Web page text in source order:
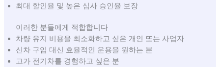
최대 할인율 및 높은 심사 승인율 보장
이러한 분들에게 적합합니다
차량 유지 비용을 최소화하고 싶은 개인 또는 사업자
신차 구입 대신 효율적인 운용을 원하는 분
고가 전기차를 경험하고 싶은 분